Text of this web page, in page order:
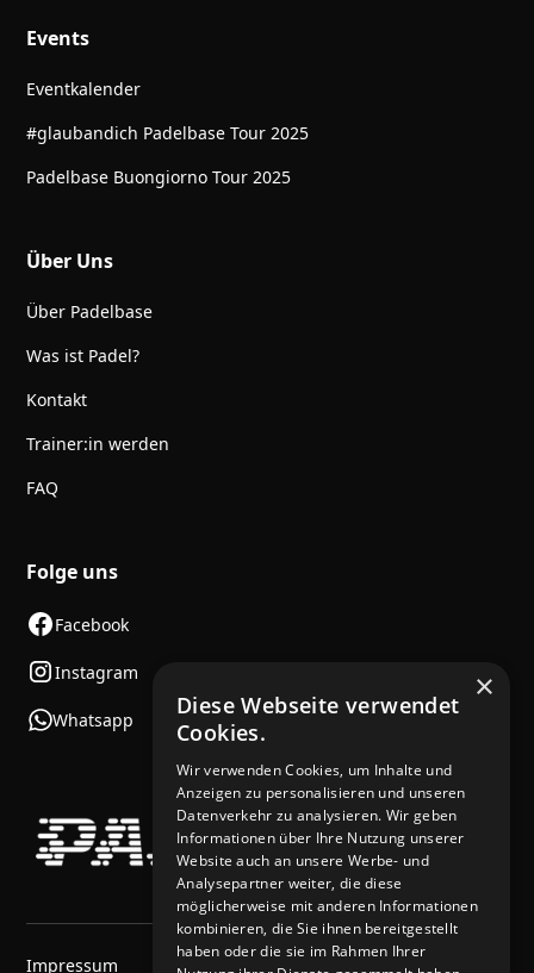
Events
Eventkalender
#glaubandich Padelbase Tour 2025
Padelbase Buongiorno Tour 2025
Über Uns
Über Padelbase
Was ist Padel?
Kontakt
Trainer:in werden
FAQ
Folge uns
Facebook
Instagram
Whatsapp
Impressum
×
Diese Webseite verwendet
Cookies.
Wir verwenden Cookies, um Inhalte und
Anzeigen zu personalisieren und unseren
Datenverkehr zu analysieren. Wir geben
Informationen über Ihre Nutzung unserer
Website auch an unsere Werbe- und
Analysepartner weiter, die diese
möglicherweise mit anderen Informationen
kombinieren, die Sie ihnen bereitgestellt
haben oder die sie im Rahmen Ihrer